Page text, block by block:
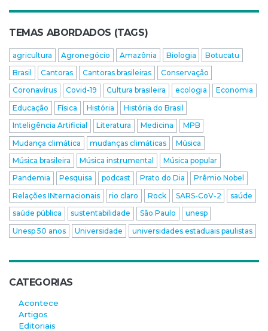
TEMAS ABORDADOS (TAGS)
agricultura Agronegócio Amazônia Biologia
Botucatu
Brasil
Cantoras Cantoras brasileiras
Conservação
Coronavírus
Covid-19 Cultura brasileira ecologia
Economia
Educação
Física História
História do Brasil
Inteligência Artificial
Literatura Medicina
MPB
Mudança climática
mudanças climáticas
Música
Música brasileira
Música instrumental
Música popular
Pandemia
Pesquisa podcast Prato do Dia
Prêmio Nobel
Relações INternacionais
rio claro Rock SARS-CoV-2
saúde
saúde pública
sustentabilidade São Paulo
unesp
Unesp 50 anos
Universidade universidades estaduais paulistas
CATEGORIAS
Acontece
Artigos
Editoriais